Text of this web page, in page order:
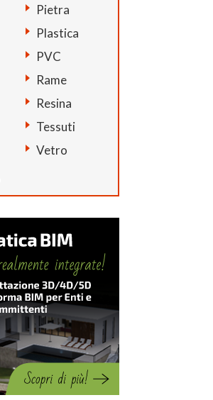
Pietra
Plastica
PVC
Rame
Resina
Tessuti
Vetro